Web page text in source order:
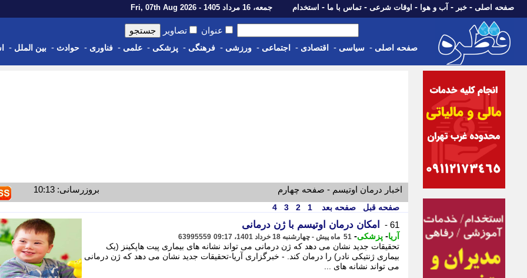
صفحه اصلی - خبر - آب و هوا - اوقات شرعی - تماس با ما - استخدام جمعه، 16 مرداد 1405 - Fri, 07th Aug 2026
عنوان تصاویر
صفحه اصلی - سیاسی - اقتصادی - اجتماعی - ورزشی - فرهنگی - پزشکی - علمی - فناوری - حوادث - بین الملل -
اخبار درمان اوتیسم - صفحه چهارم بروزرسانی: 10:13
صفحه قبل صفحه بعد 1
2
3
4
61 - امکان درمان اوتیسم با ژن درمانی
آریا- پزشکی- 51 ماه پیش - چهارشنبه 18 خرداد 1401، 09:17 63995559
تحقیقات جدید نشان می دهد که ژن درمانی می تواند نشانه های بیماری پیت هاپکینز (یک
بیماری ژنتیکی نادر) را درمان کند. - خبرگزاری آریا-تحقیقات جدید نشان می دهد که ژن درمانی
می تواند نشانه های ...